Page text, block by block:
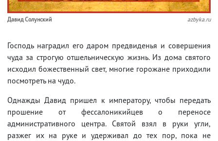
Давид Солунский azbyka.ru
Господь наградил его даром предвиденья и совершения
чуда за строгую отшельническую жизнь. Из дома святого
исходил божественный свет, многие горожане приходили
посмотреть на чудо.
Однажды Давид пришел к императору, чтобы передать
прошение от фессалоникийцев о переносе
административного центра. Святой взял в руки угли,
разжег их на руке и удерживал до тех пор, пока не